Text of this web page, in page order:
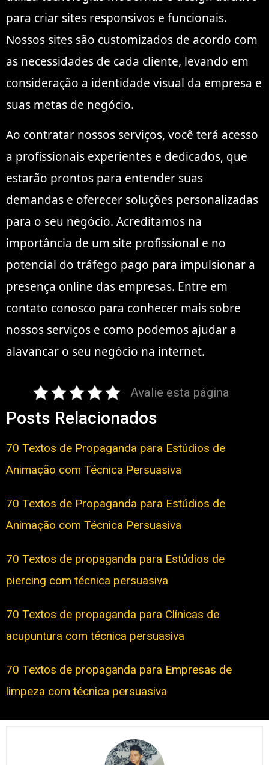
para criar sites responsivos e funcionais.
Nossos sites são customizados de acordo com
as necessidades de cada cliente, levando em
consideração a identidade visual da empresa e
suas metas de negócio.
Ao contratar nossos serviços, você terá acesso
a profissionais experientes e dedicados, que
estarão prontos para entender suas
demandas e oferecer soluções personalizadas
para o seu negócio. Acreditamos na
importância de um site profissional e no
potencial do tráfego pago para impulsionar a
presença online das empresas. Entre em
contato conosco para conhecer mais sobre
nossos serviços e como podemos ajudar a
alavancar o seu negócio na internet.
Avalie esta página
Posts Relacionados
70 Textos de Propaganda para Estúdios de
Animação com Técnica Persuasiva
70 Textos de Propaganda para Estúdios de
Animação com Técnica Persuasiva
70 Textos de propaganda para Estúdios de
piercing com técnica persuasiva
70 Textos de propaganda para Clínicas de
acupuntura com técnica persuasiva
70 Textos de propaganda para Empresas de
limpeza com técnica persuasiva